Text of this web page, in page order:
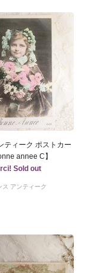
ティーク ポストカー
annee C】
Sold out
ス アンティーク